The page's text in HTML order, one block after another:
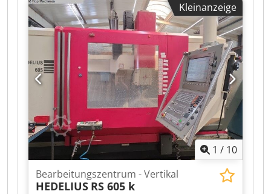
Kleinanzeige
1 / 10
Bearbeitungszentrum - Vertikal
HEDELIUS RS 605 k